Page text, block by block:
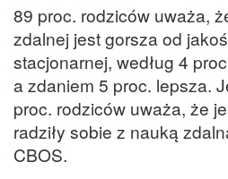
89 proc. rodziców uważa,
zdalnej jest gorsza od
stacjonarnej, według 4
a zdaniem 5 proc. lepsza.
proc. rodziców uważa, że
radziły sobie z nauką
CBOS.